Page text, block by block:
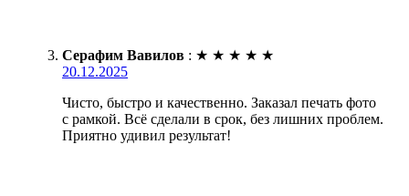
Серафим Вавилов : ★ ★ ★ ★ ★
20.12.2025
Чисто, быстро и качественно. Заказал печать фото
с рамкой. Всё сделали в срок, без лишних проблем.
Приятно удивил результат!